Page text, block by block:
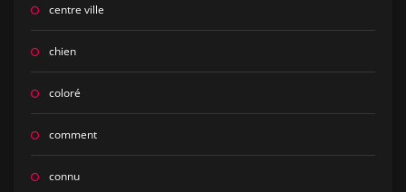
centre ville
chien
coloré
comment
connu